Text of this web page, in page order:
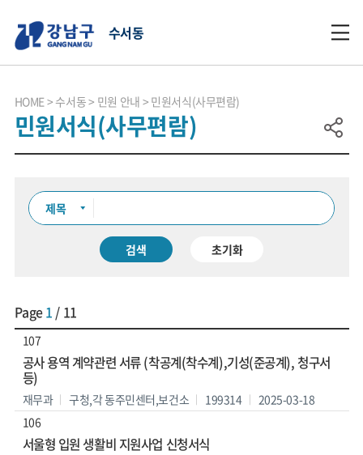
수서동
HOME 수서동 민원 안내 민원서식(사무편람)
민원서식(사무편람)
검색 초기화
Page1 / 11
107
공사 용역 계약관련 서류 (착공계(착수계),기성(준공계), 청구서
등)
재무과 구청,각 동주민센터,보건소 199314
2025-03-18
106
서울형 입원 생활비 지원사업 신청서식